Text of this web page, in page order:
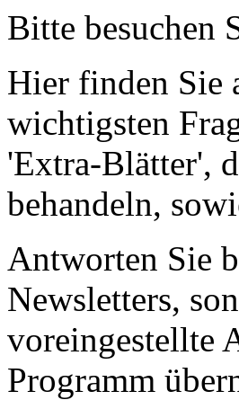
Bitte besuchen
Hier finden Sie
wichtigsten
'Extra-Blätter',
behandeln,
Antworten Sie
Newsletters,
voreingestellte
Programm